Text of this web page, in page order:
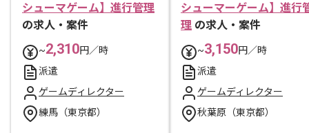
シューマゲーム】進行管理
の求人・案件
~2,310円／時
派遣
ゲームディレクター
練馬（東京都）
シューマーゲーム】進行
理 の求人・案件
~3,150円／時
派遣
ゲームディレクター
秋葉原（東京都）